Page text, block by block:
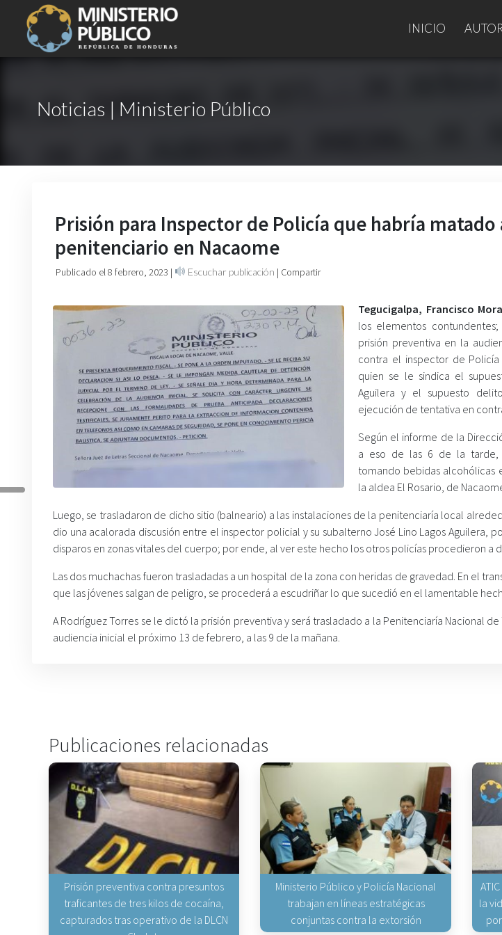
INICIO
Noticias | Ministerio Público
Prisión para Inspector de Policía que habría matado
penitenciario en Nacaome
Publicado el 8 febrero, 2023 | Escuchar publicación | Compartir
Tegucigalpa, Francisco
los elementos
prisión preventiva en la
contra el inspector de
quien se le sindica el
Aguilera y el supuesto
ejecución de tentativa en
Según el informe de la
a eso de las 6 de la tarde,
tomando bebidas alcohólicas
la aldea El Rosario, de
Luego, se trasladaron de dicho sitio (balneario) a las instalaciones de la penitenciaría local
dio una acalorada discusión entre el inspector policial y su subalterno José Lino Lagos Aguilera,
disparos en zonas vitales del cuerpo; por ende, al ver este hecho los otros policías procedieron a
Las dos muchachas fueron trasladadas a un hospital de la zona con heridas de gravedad. En el
que las jóvenes salgan de peligro, se procederá a escudriñar lo que sucedió en el lamentable
A Rodríguez Torres se le dictó la prisión preventiva y será trasladado a la Penitenciaría Nacional
audiencia inicial el próximo 13 de febrero, a las 9 de la mañana.
Publicaciones relacionadas
Prisión preventiva contra presuntos
traficantes de tres kilos de cocaína,
capturados tras operativo de la DLCN
Ministerio Público y Policía Nacional
trabajan en líneas estratégicas
conjuntas contra la extorsión
la